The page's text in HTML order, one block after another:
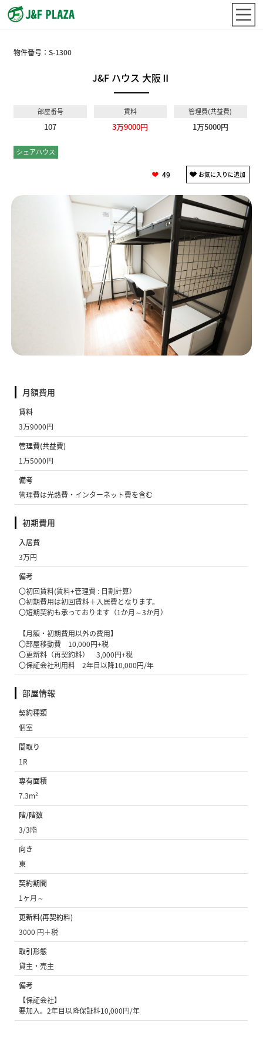
物件番号：S-1300
J&F ハウス 大阪Ⅱ
部屋番号
107
賃料
3万9000円
管理費(共益費)
1万5000円
シェアハウス
49
月額費用
賃料
3万9000円
管理費(共益費)
1万5000円
備考
管理費は光熱費・インターネット費を含む
初期費用
入居費
3万円
備考
〇初回賃料(賃料+管理費 : 日割計算）
〇初期費用は初回賃料＋入居費となります。
〇短期契約も承っております（1か月～3か月）
【月額・初期費用以外の費用】
〇部屋移動費 10,000円+税
〇更新料（再契約料） 3,000円+税
〇保証会社利用料 2年目以降10,000円/年
部屋情報
契約種類
個室
間取り
1R
専有面積
7.3m²
階/階数
3/3階
向き
東
契約期間
1ヶ月～
更新料(再契約料)
3000 円＋税
取引形態
貸主・売主
備考
【保証会社】
要加入。2年目以降保証料10,000円/年